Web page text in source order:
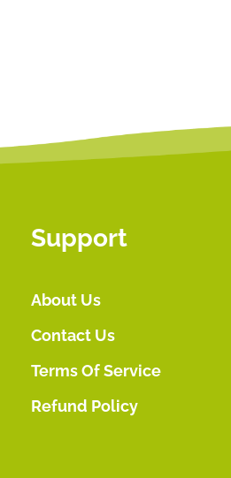
Support
About Us
Contact Us
Terms Of Service
Refund Policy